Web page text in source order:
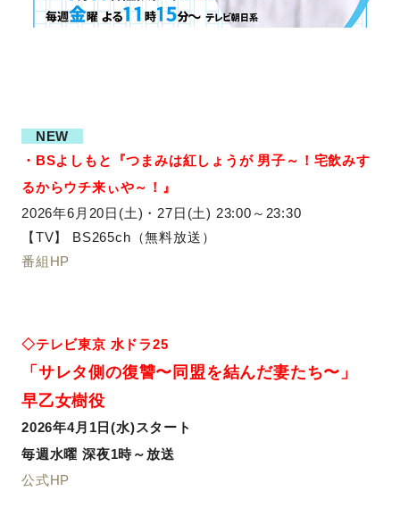
NEW
・BSよしもと『つまみは紅しょうが 男子～！宅飲みす
るからウチ来ぃや～！』
2026年6月20日(土)・27日(土) 23:00～23:30
【TV】 BS265ch（無料放送）
番組HP
◇テレビ東京 水ドラ25
「 サレタ側の復讐〜同盟を結んだ妻たち〜 」
早乙女樹役
2026年4月1日(水)スタート
毎週水曜 深夜1時～放送
公式HP